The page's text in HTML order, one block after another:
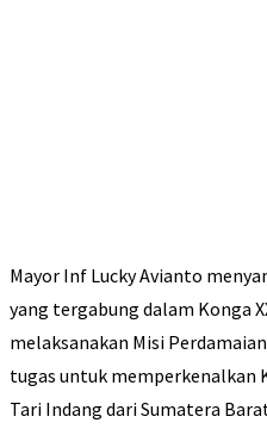
Mayor Inf Lucky Avianto
yang tergabung dalam Konga
melaksanakan Misi
tugas untuk memperkenalkan
Tari Indang dari Sumatera